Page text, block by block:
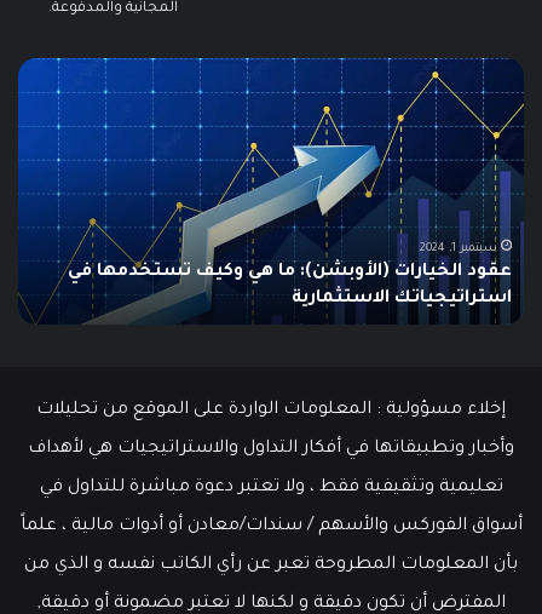
المجانية والمدفوعة.
ما
هو
الـ
Swing
دليلك
الشامل
للمبتدئين
يونيو 10, 2025
ما هو الـ Swing Trading؟ دليلك الشامل للمبتدئين
إخلاء مسؤولية : المعلومات الواردة على الموقع من تحليلات
وأخبار وتطبيقاتها في أفكار التداول والاستراتيجيات هي لأهداف
تعليمية وتثقيفية فقط ، ولا تعتبر دعوة مباشرة للتداول في
أسواق الفوركس والأسهم / سندات/معادن أو أدوات مالية ، علماً
بأن المعلومات المطروحة تعبر عن رأي الكاتب نفسه و الذي من
المفترض أن تكون دقيقة و لكنها لا تعتبر مضمونة أو دقيقة,